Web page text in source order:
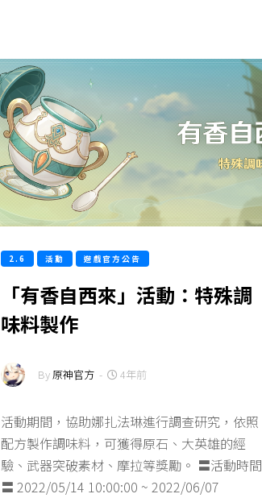
2.6 活動 遊戲官方公告
「有香自西來」活動：特殊調
味料製作
By原神官方 - 4年前
活動期間，協助娜扎法琳進行調查研究，依照
配方製作調味料，可獲得原石、大英雄的經
驗、武器突破素材、摩拉等獎勵。 〓活動時間
〓 2022/05/14 10:00:00 ~ 2022/06/07